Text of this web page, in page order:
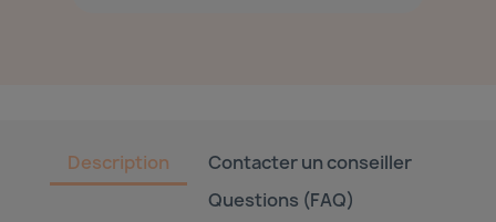
Description
Contacter un conseiller
Questions (FAQ)